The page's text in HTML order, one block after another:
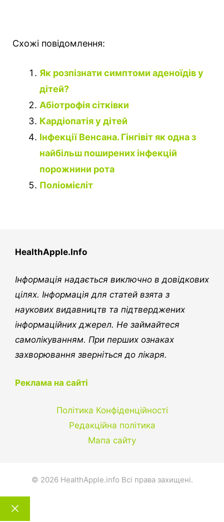
Схожі повідомлення:
Як розпізнати симптоми аденоїдів у
дітей?
Абіотрофія сітківки
Кардіопатія у дітей
Інфекції Венсана. Гінгівіт як одна з
найбільш поширених інфекцій
порожнини рота
Поліомієліт
HealthApple.Info
Інформація надається виключно в довідкових
цілях. Інформація для статей взята з
наукових видавництв та підтверджених
інформаційних джерел. Не займайтеся
самолікуванням. При перших ознаках
захворювання зверніться до лікаря.
Реклама на сайті
Політика Конфіденційності
Редакційна політика
Мапа сайту
© 2026 HealthApple.info Всі права захищені.